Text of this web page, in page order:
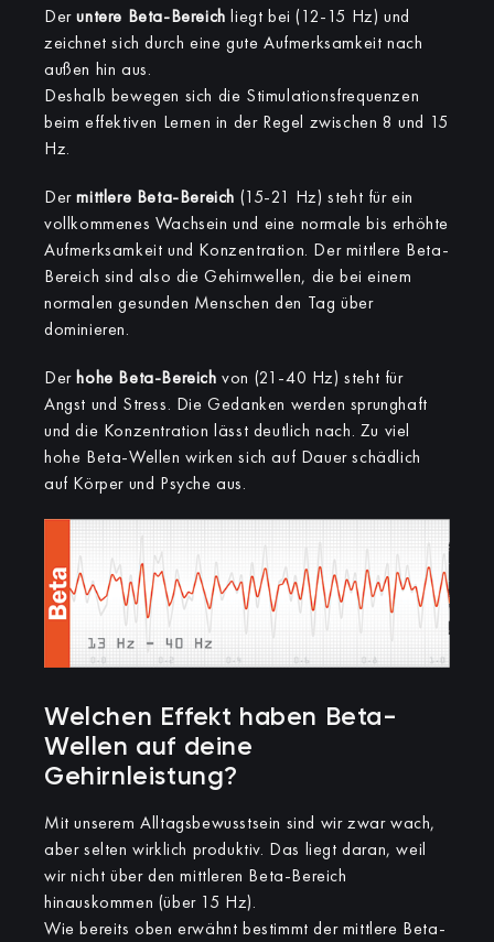
Deruntere Beta-Bereich liegt bei (12-15 Hz) und
zeichnet sich durch eine gute Aufmerksamkeit nach
außen hin aus.
Deshalb bewegen sich die Stimulationsfrequenzen
beim effektiven Lernen in der Regel zwischen 8 und 15
Hz.
Dermittlere Beta-Bereich (15-21 Hz) steht für ein
vollkommenes Wachsein und eine normale bis erhöhte
Aufmerksamkeit und Konzentration. Der mittlere Beta-
Bereich sind also die Gehirnwellen, die bei einem
normalen gesunden Menschen den Tag über
dominieren.
Der hohe Beta-Bereich von (21-40 Hz) steht für
Angst und Stress. Die Gedanken werden sprunghaft
und die Konzentration lässt deutlich nach. Zu viel
hohe Beta-Wellen wirken sich auf Dauer schädlich
auf Körper und Psyche aus.
Welchen Effekt haben Beta-
Wellen auf deine
Gehirnleistung?
Mit unserem Alltagsbewusstsein sind wir zwar wach,
aber selten wirklich produktiv. Das liegt daran, weil
wir nicht über den mittleren Beta-Bereich
hinauskommen (über 15 Hz).
Wie bereits oben erwähnt bestimmt der mittlere Beta-